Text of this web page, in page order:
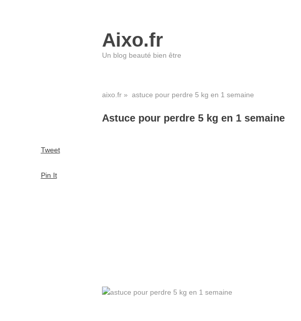
Aixo.fr
Un blog beauté bien être
aixo.fr» astuce pour perdre 5 kg en 1 semaine
Astuce pour perdre 5 kg en 1 semaine
Tweet
Pin It